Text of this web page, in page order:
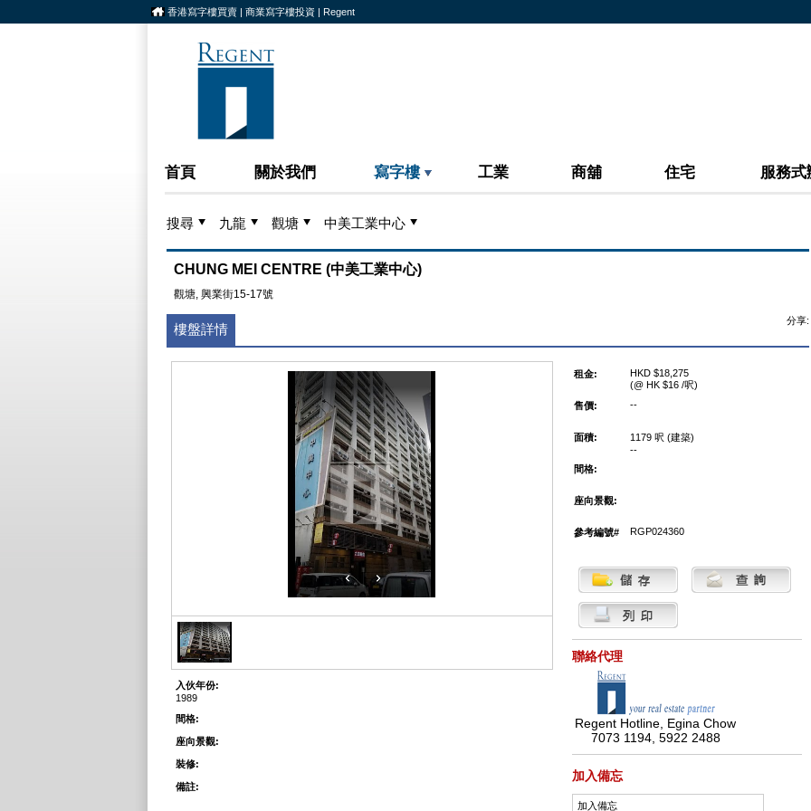
香港寫字樓買賣 | 商業寫字樓投資 | Regent
首頁 關於我們 寫字樓 工業 商舖 住宅 服務
搜尋 九龍 觀塘 中美工業中心
CHUNG MEI CENTRE (中美工業中心)
觀塘, 興業街15-17號
樓盤詳情
分享:
入伙年份:
1989
間格:
座向景觀:
裝修:
備註:
租金:
HKD $18,275
(@ HK $16 /呎)
售價:
--
面積:
1179 呎 (建築)
--
間格:
座向景觀:
參考編號# RGP024360
聯絡代理
Regent Hotline, Egina Chow
7073 1194, 5922 2488
加入備忘
加入備忘